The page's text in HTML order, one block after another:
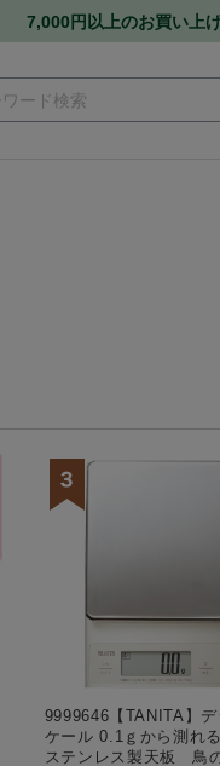
7,000円以上のお買い上
9999646【TANITA】デ
ケール 0.1ｇから測れ
ステンレス製天板 鳥